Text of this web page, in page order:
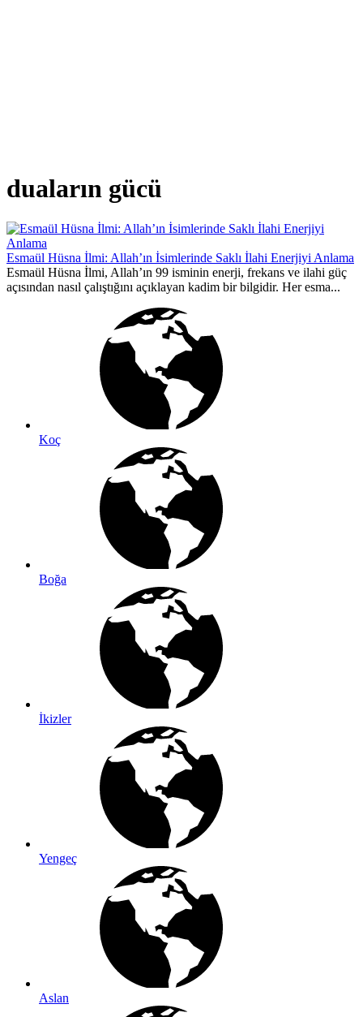
duaların gücü
Esmaül Hüsna İlmi: Allah’ın İsimlerinde Saklı İlahi Enerjiyi Anlama
Esmaül Hüsna İlmi, Allah’ın 99 isminin enerji, frekans ve ilahi güç
açısından nasıl çalıştığını açıklayan kadim bir bilgidir. Her esma...
Koç
Boğa
İkizler
Yengeç
Aslan